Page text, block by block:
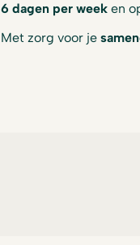
6 dagen per week en
Met zorg voor je